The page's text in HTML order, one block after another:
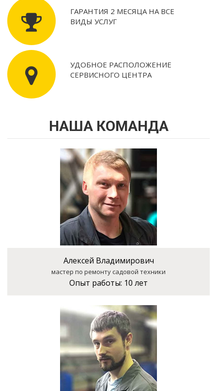
ГАРАНТИЯ 2 МЕСЯЦА НА ВСЕ
ВИДЫ УСЛУГ
УДОБНОЕ РАСПОЛОЖЕНИЕ
СЕРВИСНОГО ЦЕНТРА
НАША КОМАНДА
Алексей Владимирович
мастер по ремонту садовой техники
Опыт работы: 10 лет